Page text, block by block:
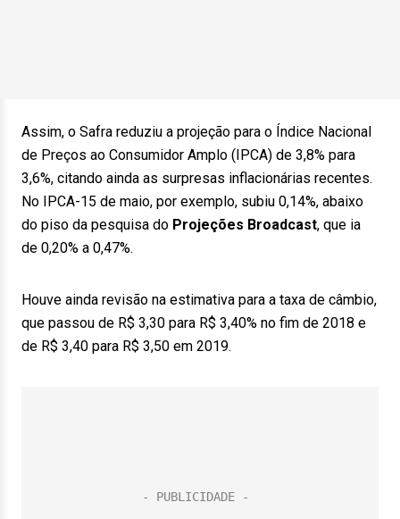
Assim, o Safra reduziu a projeção para o Índice Nacional
de Preços ao Consumidor Amplo (IPCA) de 3,8% para
3,6%, citando ainda as surpresas inflacionárias recentes.
No IPCA-15 de maio, por exemplo, subiu 0,14%, abaixo
do piso da pesquisa do Projeções Broadcast, que ia
de 0,20% a 0,47%.
Houve ainda revisão na estimativa para a taxa de câmbio,
que passou de R$ 3,30 para R$ 3,40% no fim de 2018 e
de R$ 3,40 para R$ 3,50 em 2019.